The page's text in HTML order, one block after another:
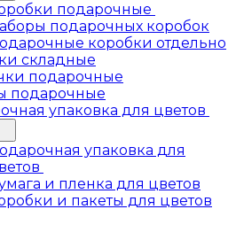
подарочные
подарочных коробок
коробки отдельно
складные
подарочные
подарочные
упаковка для цветов
упаковка для
и пленка для цветов
и пакеты для цветов